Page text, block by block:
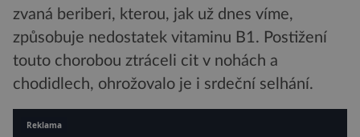
zvaná beriberi, kterou, jak už dnes víme,
způsobuje nedostatek vitaminu B1. Postižení
touto chorobou ztráceli cit v nohách a
chodidlech, ohrožovalo je i srdeční selhání.
Reklama